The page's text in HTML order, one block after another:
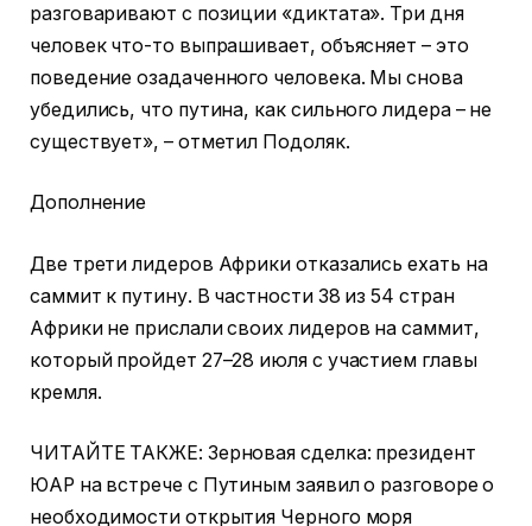
разговаривают с позиции «диктата». Три дня
человек что-то выпрашивает, объясняет – это
поведение озадаченного человека. Мы снова
убедились, что путина, как сильного лидера – не
существует», – отметил Подоляк.
Дополнение
Две трети лидеров Африки отказались ехать на
саммит к путину. В частности 38 из 54 стран
Африки не прислали своих лидеров на саммит,
который пройдет 27–28 июля с участием главы
кремля.
ЧИТАЙТЕ ТАКЖЕ: Зерновая сделка: президент
ЮАР на встрече с Путиным заявил о разговоре о
необходимости открытия Черного моря